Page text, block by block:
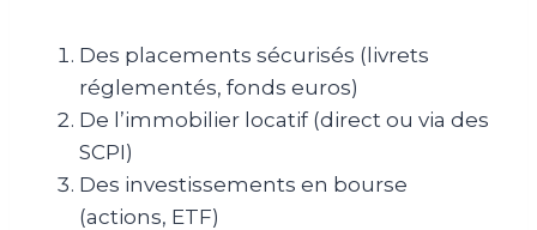
Des placements sécurisés (livrets
réglementés, fonds euros)
De l’immobilier locatif (direct ou via des
SCPI)
Des investissements en bourse
(actions, ETF)